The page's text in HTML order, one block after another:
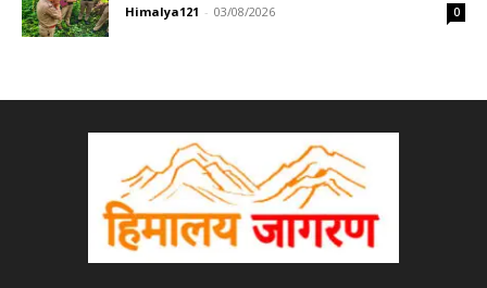
Himalya121 - 03/08/2026 0